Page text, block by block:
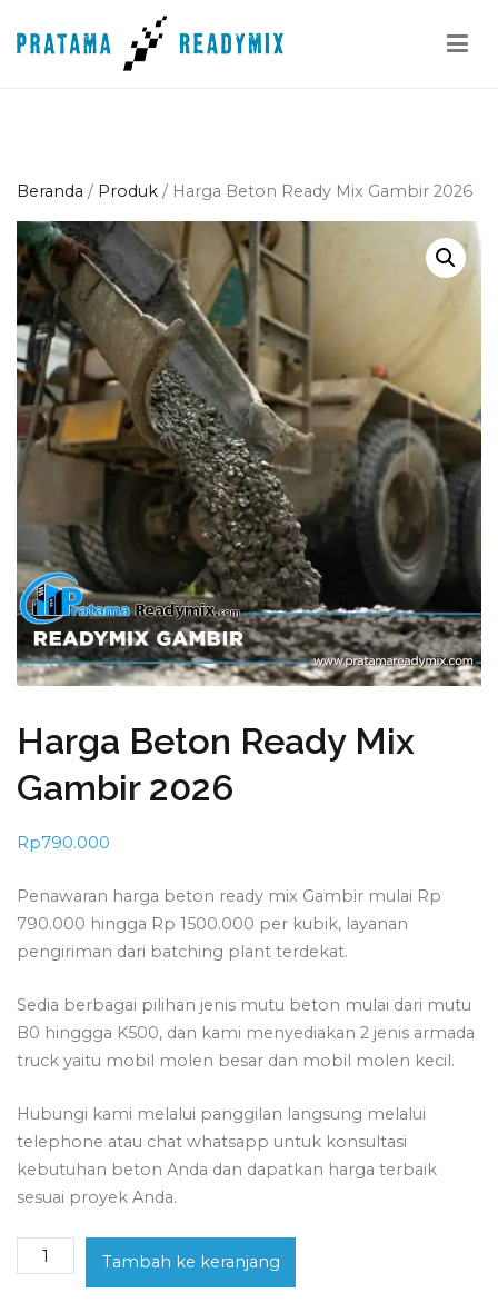
ke
Beranda / Produk / Harga Beton Ready Mix Gambir 2026
Harga Beton Ready Mix
Gambir 2026
Rp790.000
Penawaran harga beton ready mix Gambir mulai Rp
790.000 hingga Rp 1500.000 per kubik, layanan
pengiriman dari batching plant terdekat.
Sedia berbagai pilihan jenis mutu beton mulai dari mutu
B0 hinggga K500, dan kami menyediakan 2 jenis armada
truck yaitu mobil molen besar dan mobil molen kecil.
Hubungi kami melalui panggilan langsung melalui
telephone atau chat whatsapp untuk konsultasi
kebutuhan beton Anda dan dapatkan harga terbaik
sesuai proyek Anda.
Kuantitas
Harga
Tambah ke keranjang